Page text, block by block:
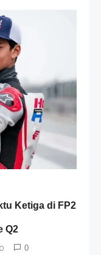
Ketiga di FP2
Q2
0